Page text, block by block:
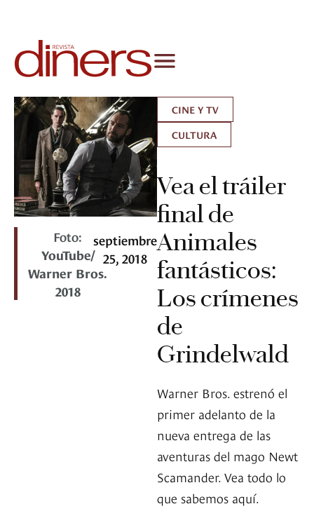
Foto:
YouTube/
Warner Bros.
2018
septiembre
25, 2018
CINE Y TV
CULTURA
Vea el tráiler
final de
Animales
fantásticos:
Los crímenes
de
Grindelwald
Warner Bros. estrenó el
primer adelanto de la
nueva entrega de las
aventuras del mago Newt
Scamander. Vea todo lo
que sabemos aquí.